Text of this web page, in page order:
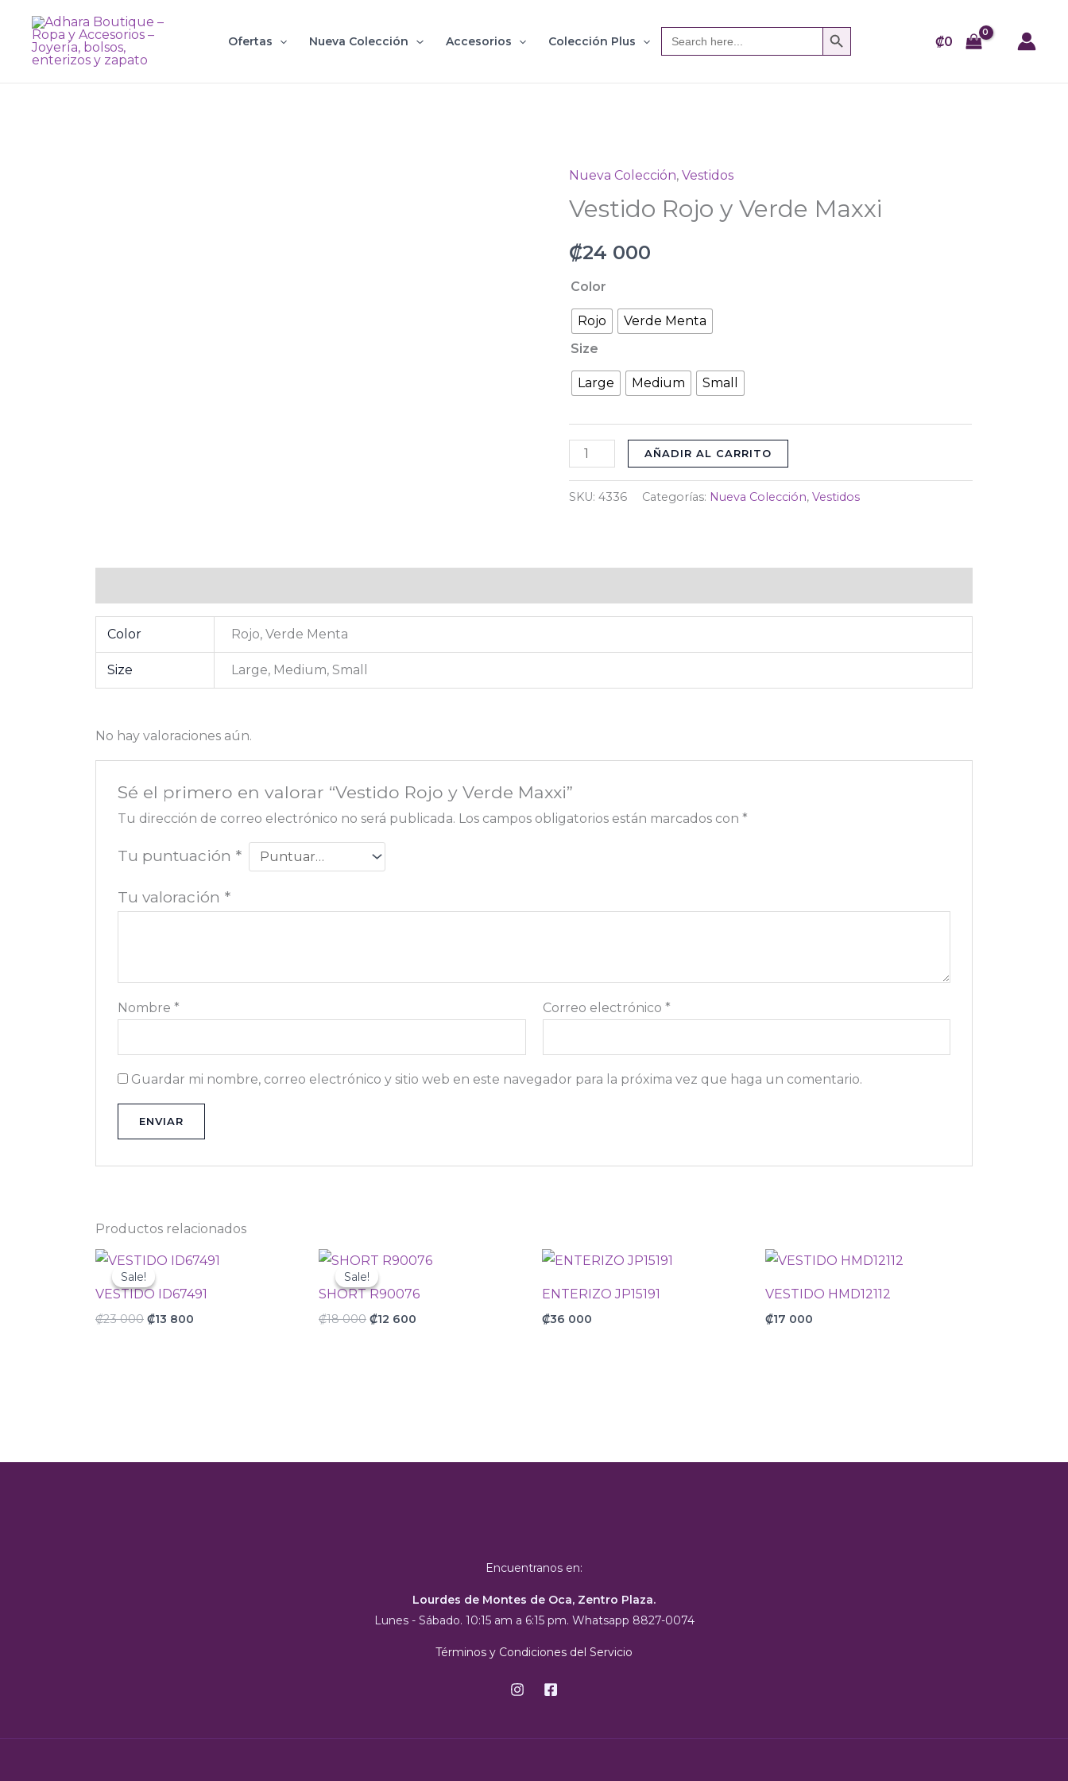
contenido
Ofertas Nueva Colección Accesorios Colección Plus
Search
for:
SEARCH BUTTON
₡0
Nueva Colección,Vestidos
Vestido Rojo y Verde Maxxi
₡24 000
Color
Rojo
Verde Menta
Size
Large Medium Small
Vestido
Rojo
Verde
cantidad
AÑADIR AL CARRITO
SKU:4336 Categorías: Nueva Colección,Vestidos
Color Rojo, Verde Menta
Size Large, Medium, Small
No hay valoraciones aún.
Sé el primero en valorar “Vestido Rojo y Verde Maxxi”
Tu dirección de correo electrónico no será publicada. Los campos obligatorios están marcados con *
Tu puntuación *
Tu valoración *
Nombre * Correo electrónico *
Guardar mi nombre, correo electrónico y sitio web en este navegador para la próxima vez que haga un comentario.
Productos relacionados
Sale!
Sale!
VESTIDO ID67491
₡23 000
Original
was:
₡23
000.
₡13 800
Current
₡13
Sale!
Sale!
SHORT R90076
₡18 000
Original
was:
₡18
000.
₡12 600
Current
₡12
ENTERIZO JP15191
₡36 000
VESTIDO HMD12112
₡17 000
Encuentranos en:
Lourdes de Montes de Oca, Zentro Plaza.
Lunes - Sábado. 10:15 am a 6:15 pm. Whatsapp 8827-0074
Términos y Condiciones del Servicio